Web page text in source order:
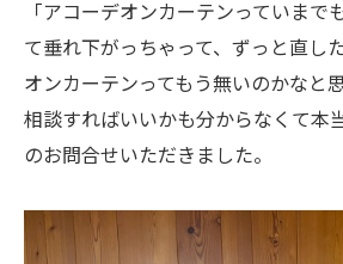
「アコーデオンカーテンっていまで
て垂れ下がっちゃって、ずっと直し
オンカーテンってもう無いのかなと
相談すればいいかも分からなくて本
のお問合せいただきました。